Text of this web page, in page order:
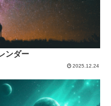
ンダー
2025.12.24